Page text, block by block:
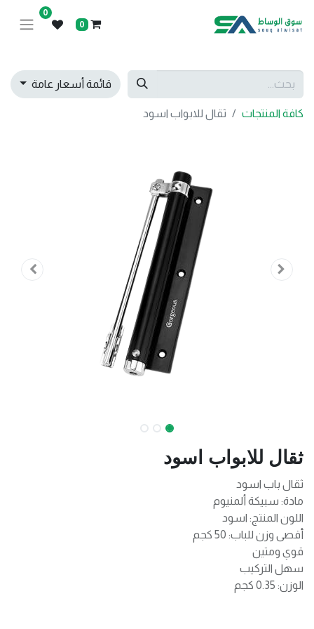
0
0
قائمة أسعار عامة
كافة المنتجات ثقال للابواب اسود
ثقال للابواب اسود
ثقال باب اسود
مادة: سبيكة ألمنيوم
اللون المنتج: اسود
أقصى وزن للباب: 50 كجم
قوي ومتين
سهل التركيب
الوزن: 0.35 كجم